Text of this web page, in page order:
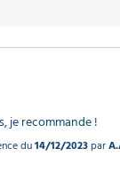
je recommande !
du14/12/2023par